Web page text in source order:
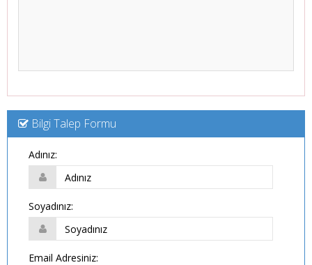
Bilgi Talep Formu
Adınız:
Soyadınız:
Email Adresiniz: